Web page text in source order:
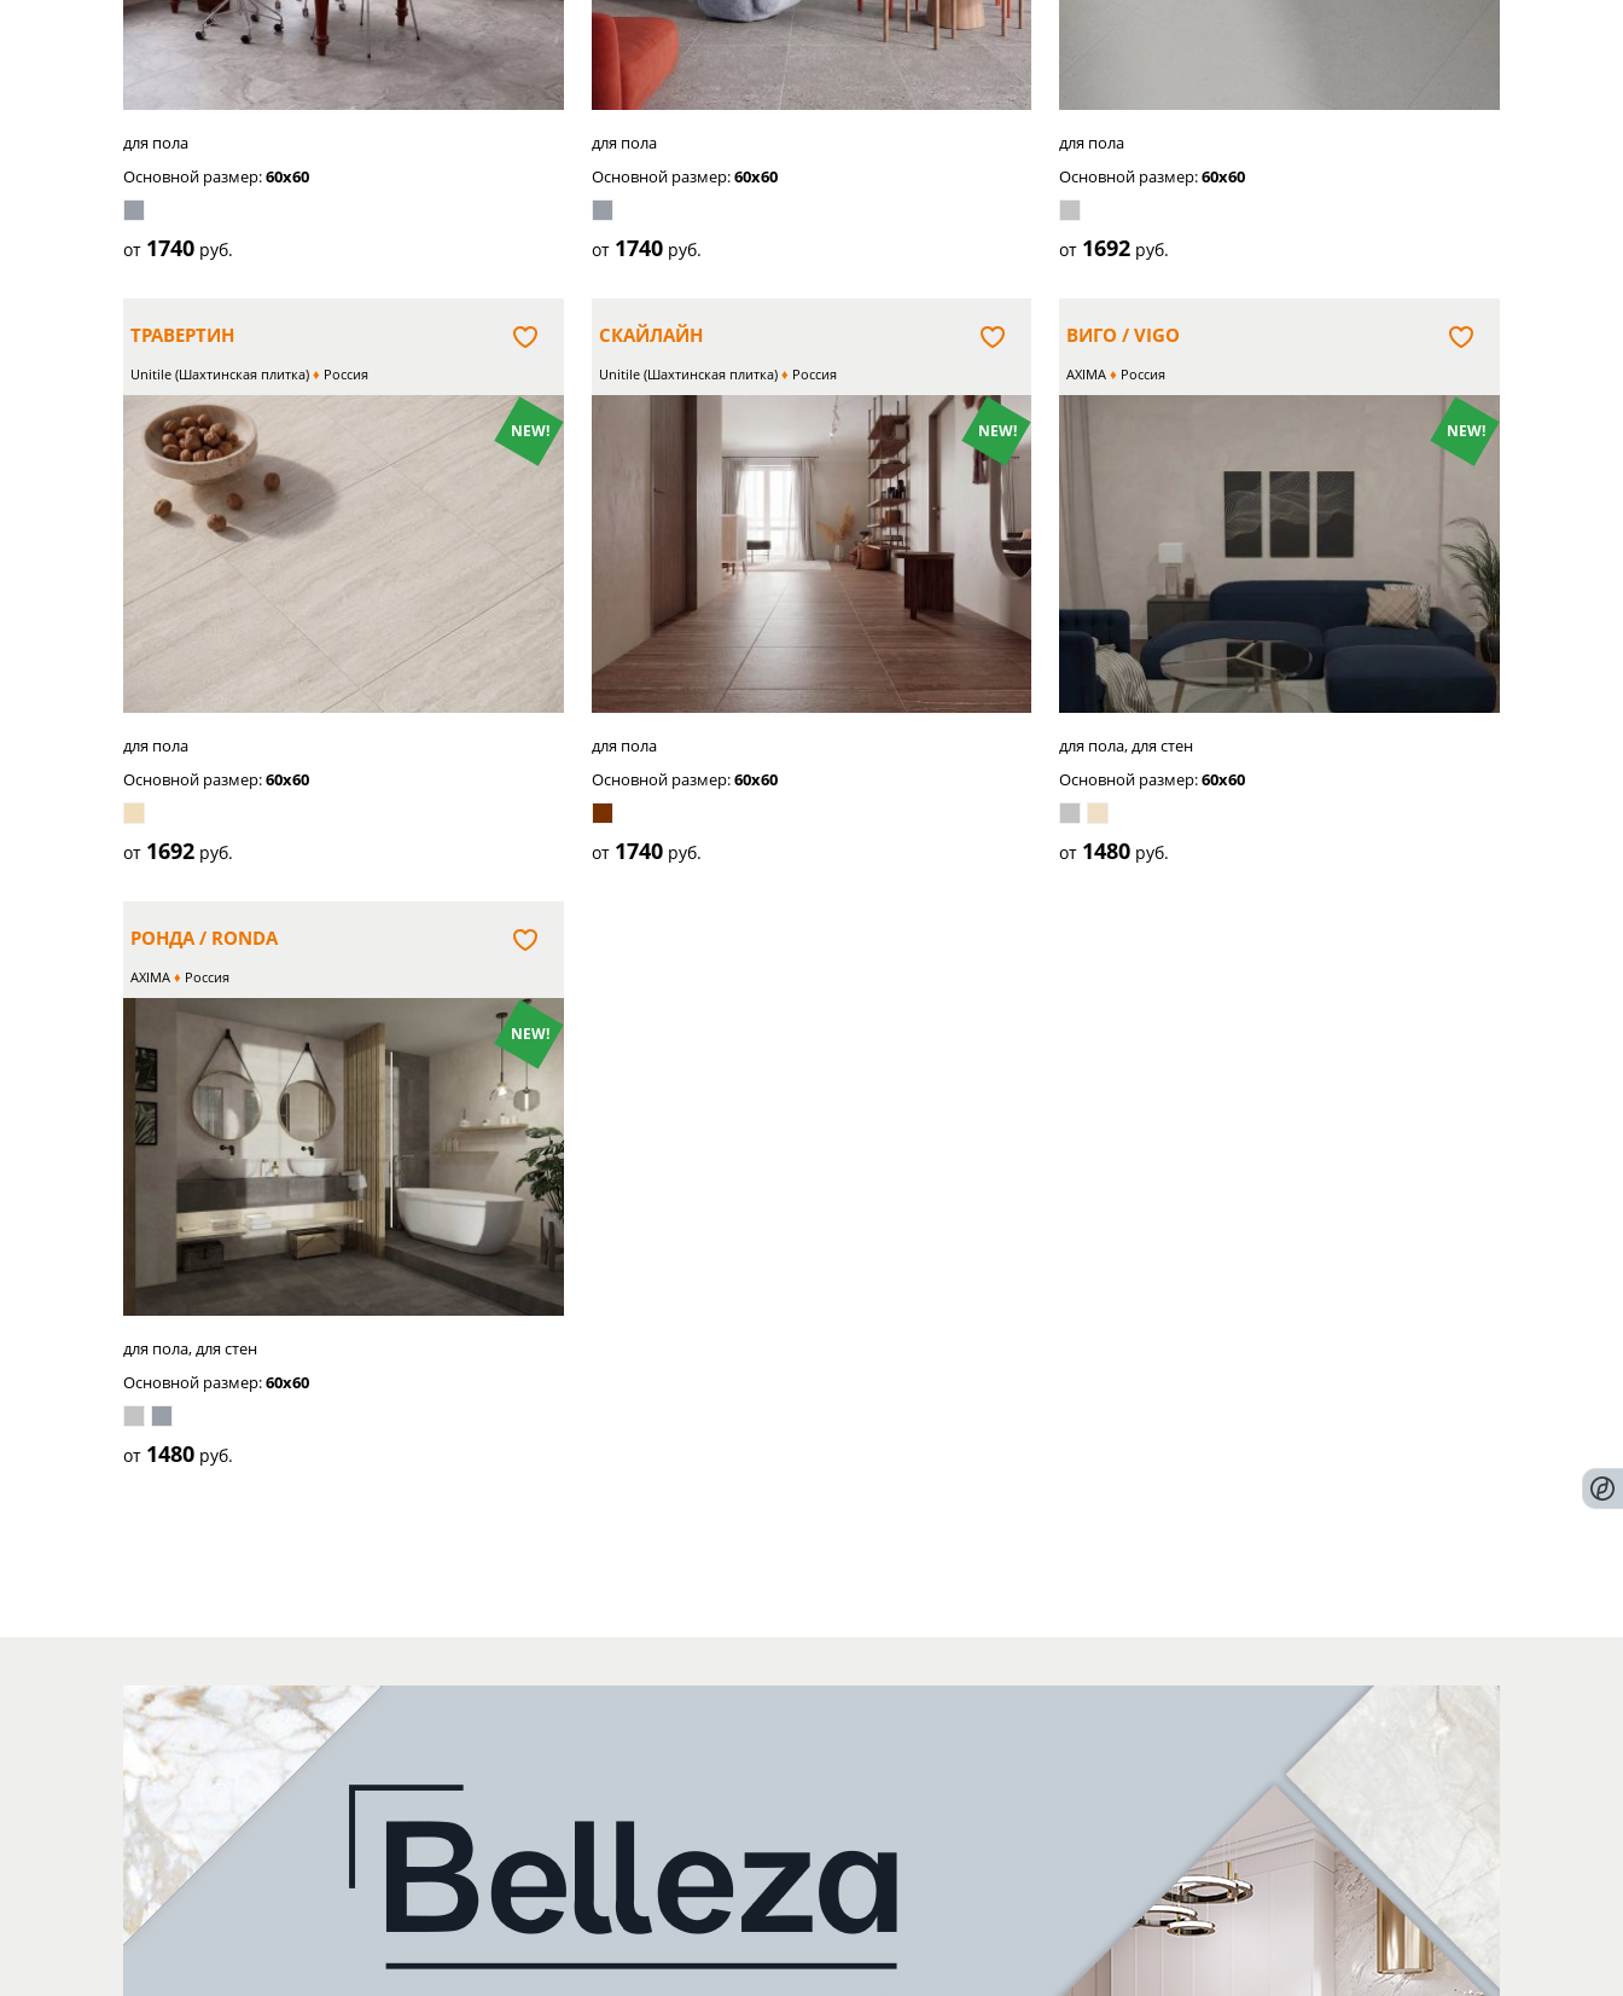
для пола
Основной размер:60x60
серый
от 1740 руб.
для пола
Основной размер:60x60
от 1740руб.
для пола
Основной размер:60x60
от 1692 руб.
ТРАВЕРТИН
Unitile (Шахтинская плитка) Россия
NEW!
для пола
Основной размер:60x60
бежевый
от 1692 руб.
СКАЙЛАЙН
Unitile (Шахтинская плитка) Россия
NEW!
для пола
Основной размер:60x60
от 1740руб.
ВИГО / VIGO
AXIMA Россия
NEW!
для пола, для стен
Основной размер:60x60
от 1480 руб.
РОНДА / RONDA
AXIMA Россия
NEW!
для пола, для стен
Основной размер:60x60
светло-
серый
серый
от 1480 руб.